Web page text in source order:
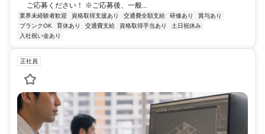
ご応募ください！ ※ご応募後、一般...
業界未経験者歓迎 資格取得支援あり 交通費全額支給 研修あり
賞与あり
ブランクOK
育休あり 交通費支給 資格取得手当あり
土日祝休み
入社祝い金あり
正社員